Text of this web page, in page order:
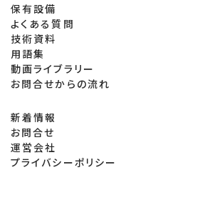
当事業者は、人命や人権を保護するため
合、または司法機関、警察等の公共機関に
要請に協力する場合、その他法令に従う場
ーにお断りすることなく情報開示することが
第8条（プライバシーポリシーの変更
当社は、個人情報保護方針（プライバシー
扱い方法について適宜見直しを行い、改訂
す。ただし、法令上利用者の同意が必要と
シーの変更を行う場合、変更後の本ポリシ
保有設備
よくある質問
技術資料
用語集
動画ライブラリー
お問合せからの流れ
新着情報
お問合せ
運営会社
プライバシーポリシー